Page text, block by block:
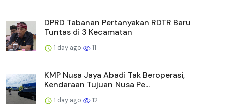
DPRD Tabanan Pertanyakan RDTR Baru
Tuntas di 3 Kecamatan
1 day ago 11
KMP Nusa Jaya Abadi Tak Beroperasi,
Kendaraan Tujuan Nusa Pe...
1 day ago 12